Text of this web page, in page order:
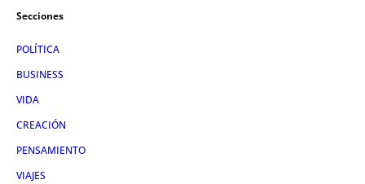
Secciones
POLÍTICA
BUSINESS
VIDA
CREACIÓN
PENSAMIENTO
VIAJES